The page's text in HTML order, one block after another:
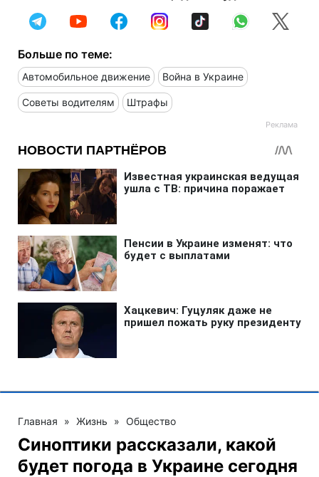
Больше по теме:
Автомобильное движение Война в Украине
Советы водителям Штрафы
Главная » Жизнь » Общество
Синоптики рассказали, какой
будет погода в Украине сегодня